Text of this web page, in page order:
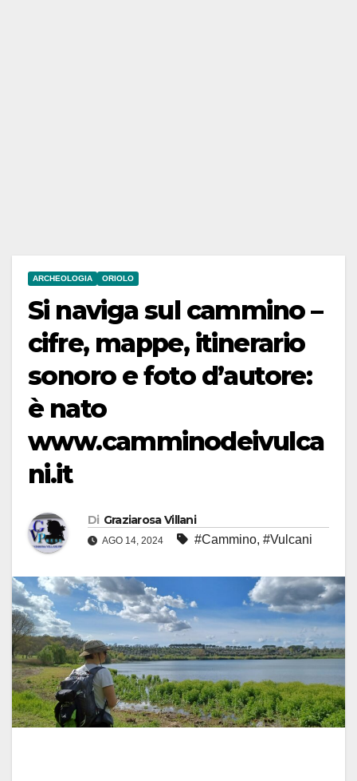
ARCHEOLOGIA ORIOLO
Si naviga sul cammino –
cifre, mappe, itinerario
sonoro e foto d’autore:
è nato
www.camminodeivulca
ni.it
Di Graziarosa Villani
AGO 14, 2024 #Cammino, #Vulcani